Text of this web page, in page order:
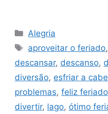
Categorias
Alegria
Tags
aproveitar o feriado,
descansar, descanso,
diversão, esfriar a
problemas, feliz feriado
divertir, lago, ótimo